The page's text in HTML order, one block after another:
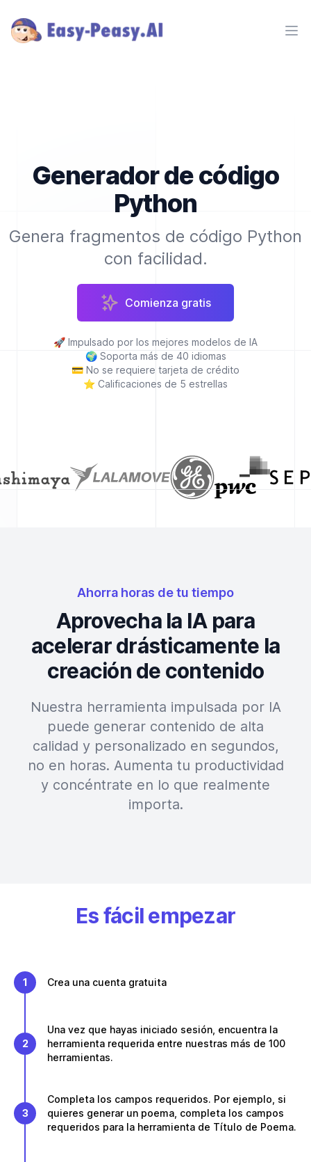
Generador de código
Python
Genera fragmentos de código Python
con facilidad.
Comienza gratis
🚀 Impulsado por los mejores modelos de IA
🌍 Soporta más de 40 idiomas
💳 No se requiere tarjeta de crédito
⭐ Calificaciones de 5 estrellas
Ahorra horas de tu tiempo
Aprovecha la IA para
acelerar drásticamente la
creación de contenido
Nuestra herramienta impulsada por IA
puede generar contenido de alta
calidad y personalizado en segundos,
no en horas. Aumenta tu productividad
y concéntrate en lo que realmente
importa.
Es fácil empezar
1 Crea una cuenta gratuita
2
Una vez que hayas iniciado sesión, encuentra la
herramienta requerida entre nuestras más de 100
herramientas.
3
Completa los campos requeridos. Por ejemplo, si
quieres generar un poema, completa los campos
requeridos para la herramienta de Título de Poema.